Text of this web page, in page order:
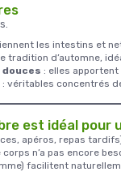
les intestins et
tradition d’automne,
: elles
: véritables concentrés
est idéal pour
apéros, repas
n’a pas encore
facilitent